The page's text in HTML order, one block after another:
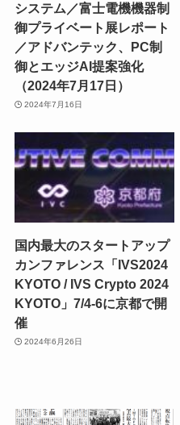
システム／富士電機機器制
御プライベート展レポート
／アドバンテック、PC制
御とエッジAI提案強化
（2024年7月17日）
2024年7月16日
国内最大のスタートアップ
カンファレンス「IVS2024
KYOTO / IVS Crypto 2024
KYOTO」7/4-6に京都で開
催
2024年6月26日